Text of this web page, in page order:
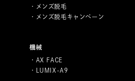
メンズ脱毛
メンズ脱毛キャンペーン
機械
AX FACE
LUMIX-A9